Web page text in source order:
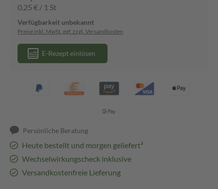
0,25 € / 1 St
Verfügbarkeit unbekannt
Preise inkl. MwSt. ggf. zzgl. Versandkosten
E-Rezept einlösen
Persönliche Beratung
Heute bestellt und morgen geliefert³
Wechselwirkungscheck inklusive
Versandkostenfreie Lieferung